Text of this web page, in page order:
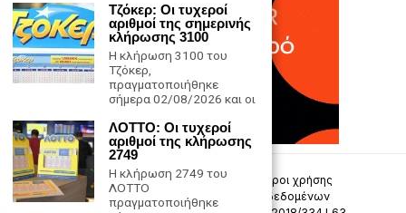
Επικοινωνία Πολιτική Απορρήτου
Όροι χρήσης
Πολιτική προστασίας προσωπικών δεδομένων
Τζόκερ: Οι τυχεροί
αριθμοί της σημερινής
κλήρωσης 3100
Η κλήρωση 3100 του
Τζόκερ,
πραγματοποιήθηκε
σήμερα 02/08/2026 και οι
ΛΟΤΤΟ: Οι τυχεροί
αριθμοί της κλήρωσης
2749
Η κλήρωση 2749 του
ΛΟΤΤΟ
πραγματοποιήθηκε